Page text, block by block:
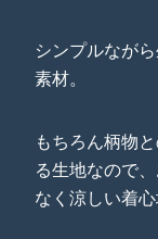
シンプルなが
素材。
もちろん柄物
る生地なので
なく涼しい着心